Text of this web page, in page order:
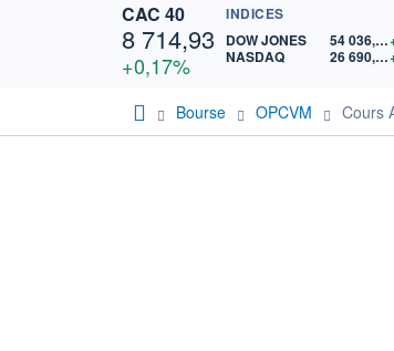
CAC 40
8 714,93
+0,17%
INDICES
DOW JONES
54 036,93
NASDAQ
26 690,62
Bourse OPCVM Cours